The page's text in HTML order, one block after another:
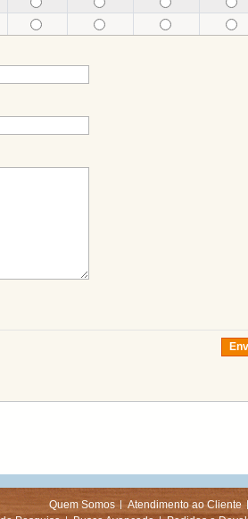
Quem Somos
Atendimento ao Cliente